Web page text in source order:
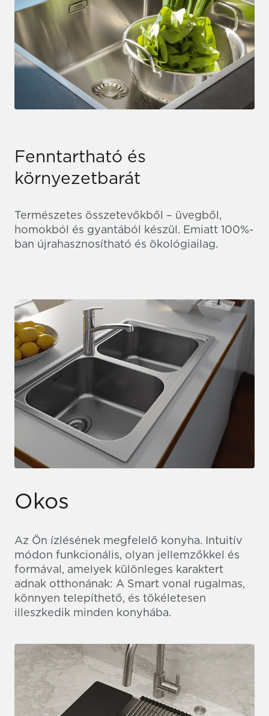
Fenntartható és
környezetbarát
Természetes összetevőkből – üvegből,
homokból és gyantából készül. Emiatt 100%-
ban újrahasznosítható és ökológiailag.
Okos
Az Ön ízlésének megfelelő konyha. Intuitív
módon funkcionális, olyan jellemzőkkel és
formával, amelyek különleges karaktert
adnak otthonának: A Smart vonal rugalmas,
könnyen telepíthető, és tökéletesen
illeszkedik minden konyhába.